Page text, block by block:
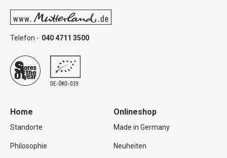
Telefon - 040 4711 3500
Home
Standorte
Philosophie
Onlineshop
Made in Germany
Neuheiten